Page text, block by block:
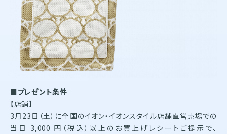
■プレゼント条件
【店舗】
3月23日（土）に全国のイオン・イオンスタイル店舗直営売場での
当日 3,000 円（税込）以上のお買上げレシートご提示で、